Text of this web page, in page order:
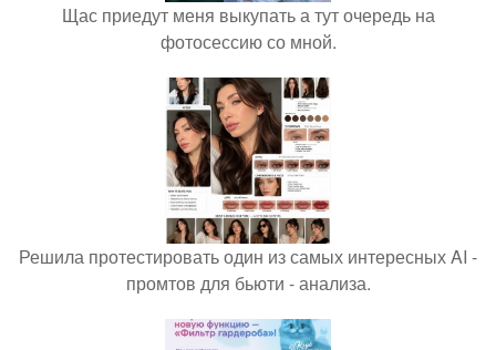
Щас приедут меня выкупать а тут очередь на
фотосессию со мной.
Решила протестировать один из самых интересных AI -
промтов для бьюти - анализа.